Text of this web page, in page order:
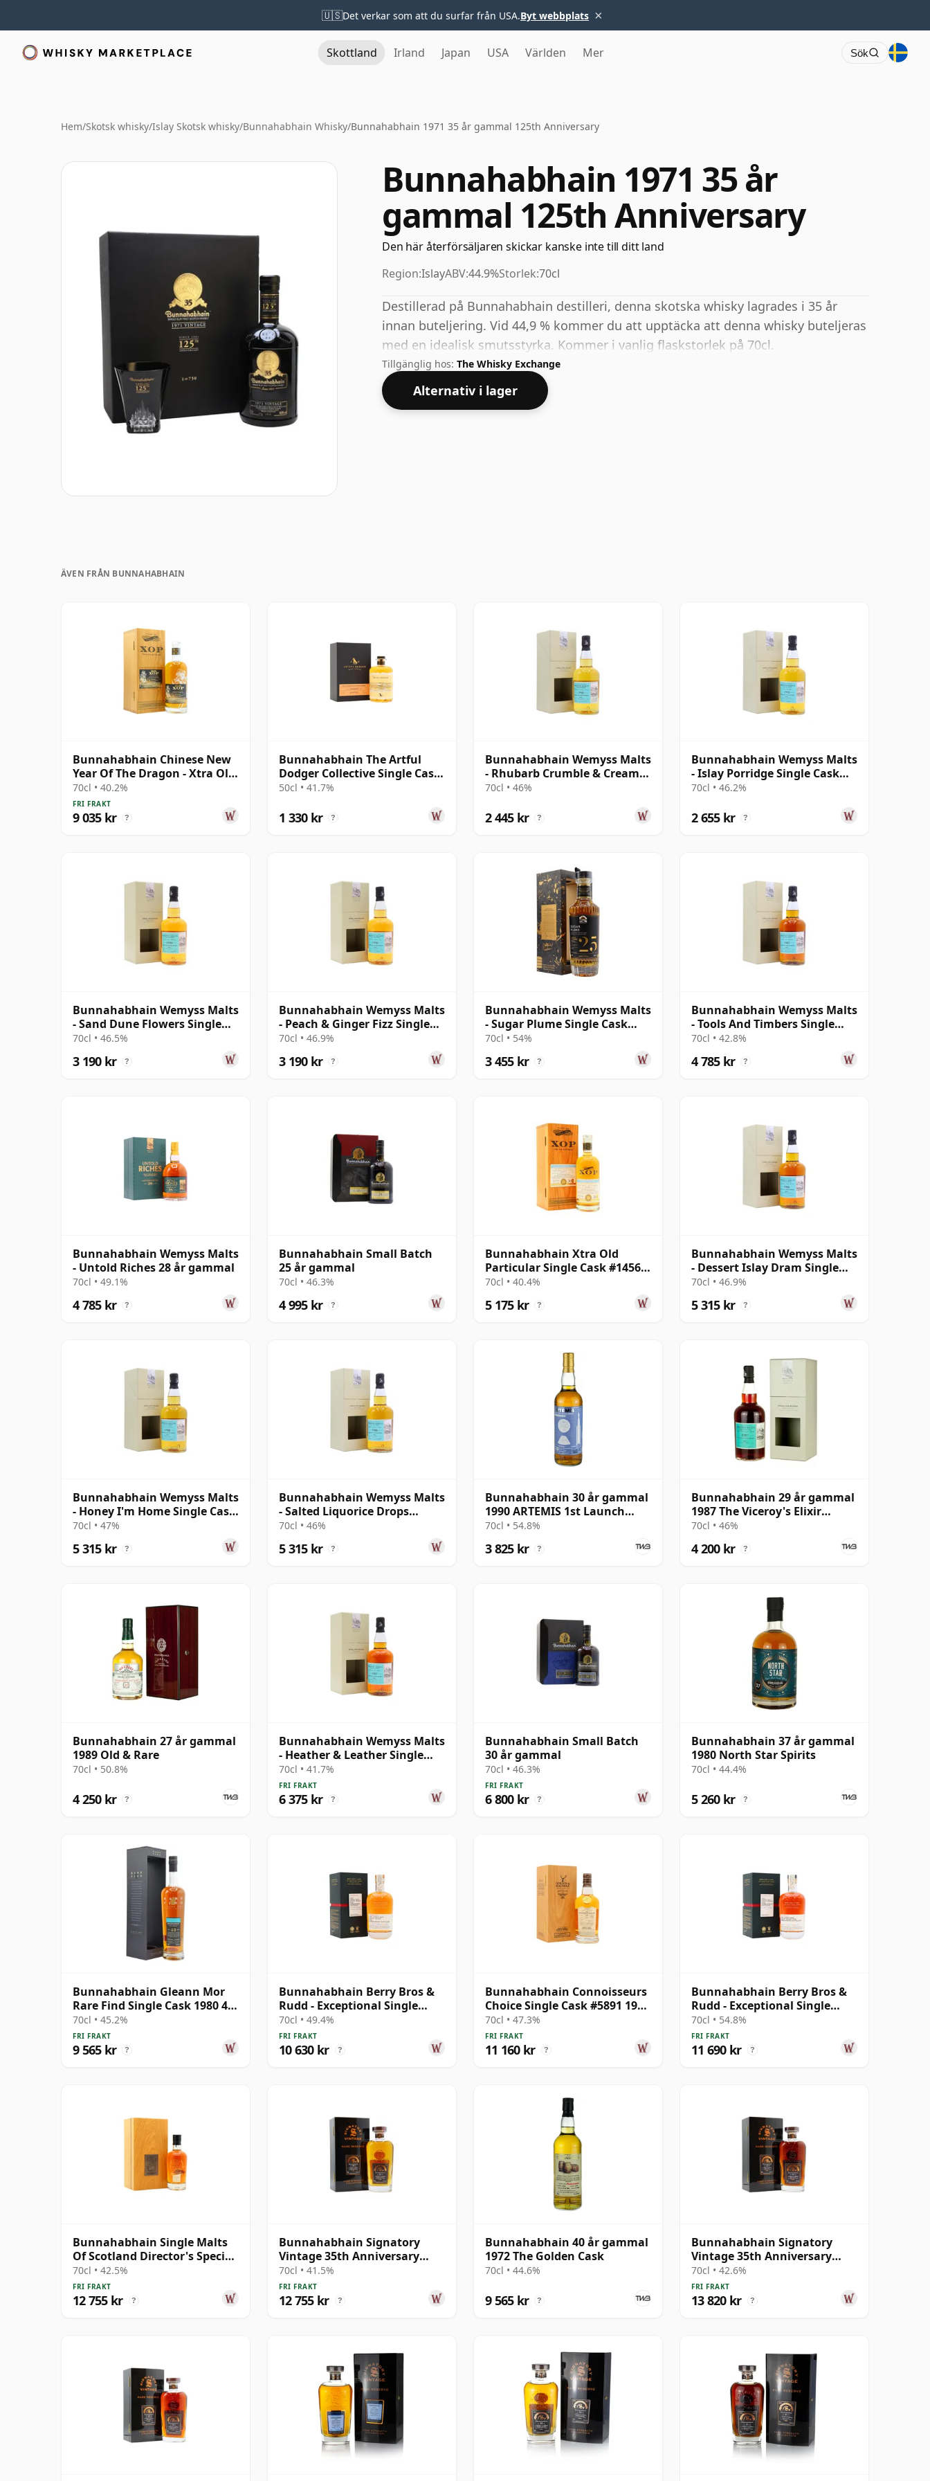
🇺🇸Det verkar som att du surfar från USA.Byt webbplats ×
Skottland Irland Japan USA Världen Mer Sök
Hem/Skotsk whisky/Islay Skotsk whisky/Bunnahabhain Whisky/Bunnahabhain 1971 35 år gammal 125th Anniversary
Bunnahabhain 1971 35 år
gammal 125th Anniversary
Den här återförsäljaren skickar kanske inte till ditt land
Region:IslayABV:44.9%Storlek:70cl
Destillerad på Bunnahabhain destilleri, denna skotska whisky lagrades i 35 år
innan buteljering. Vid 44,9 % kommer du att upptäcka att denna whisky buteljeras
med en idealisk smutsstyrka. Kommer i vanlig flaskstorlek på 70cl.
Tillgänglig hos: The Whisky Exchange
Alternativ i lager
ÄVEN FRÅN BUNNAHABHAIN
Bunnahabhain Chinese New
Year Of The Dragon - Xtra Old
Particul 1988 35 år gammal
70cl • 40.2%
FRI FRAKT
9 035 kr ?
Bunnahabhain The Artful
Dodger Collective Single Cask
#3445 1995 25 år gammal
50cl • 41.7%
1 330 kr ?
Bunnahabhain Wemyss Malts
- Rhubarb Crumble & Cream
Single Cask 1990 28 år
70cl • 46%
2 445 kr ?
Bunnahabhain Wemyss Malts
- Islay Porridge Single Cask
1990 28 år gammal
70cl • 46.2%
2 655 kr ?
Bunnahabhain Wemyss Malts
- Sand Dune Flowers Single
Cask 1990 28 år gammal
70cl • 46.5%
3 190 kr ?
Bunnahabhain Wemyss Malts
- Peach & Ginger Fizz Single
Cask 1990 28 år gammal
70cl • 46.9%
3 190 kr ?
Bunnahabhain Wemyss Malts
- Sugar Plume Single Cask
1997 25 år gammal
70cl • 54%
3 455 kr ?
Bunnahabhain Wemyss Malts
- Tools And Timbers Single
Cask 1987 31 år gammal
70cl • 42.8%
4 785 kr ?
Bunnahabhain Wemyss Malts
- Untold Riches 28 år gammal
70cl • 49.1%
4 785 kr ?
Bunnahabhain Small Batch
25 år gammal
70cl • 46.3%
4 995 kr ?
Bunnahabhain Xtra Old
Particular Single Cask #14565
1990 30 år gammal
70cl • 40.4%
5 175 kr ?
Bunnahabhain Wemyss Malts
- Dessert Islay Dram Single
Cask 1988 30 år gammal
70cl • 46.9%
5 315 kr ?
Bunnahabhain Wemyss Malts
- Honey I'm Home Single Cask
1988 30 år gammal
70cl • 47%
5 315 kr ?
Bunnahabhain Wemyss Malts
- Salted Liquorice Drops
Single Cask 1988 30 år
70cl • 46%
5 315 kr ?
Bunnahabhain 30 år gammal
1990 ARTEMIS 1st Launch
Edition
70cl • 54.8%
3 825 kr ?
Bunnahabhain 29 år gammal
1987 The Viceroy's Elixir
Wemyss
70cl • 46%
4 200 kr ?
Bunnahabhain 27 år gammal
1989 Old & Rare
70cl • 50.8%
4 250 kr ?
Bunnahabhain Wemyss Malts
- Heather & Leather Single
Cask 1987 31 år gammal
70cl • 41.7%
FRI FRAKT
6 375 kr ?
Bunnahabhain Small Batch
30 år gammal
70cl • 46.3%
FRI FRAKT
6 800 kr ?
Bunnahabhain 37 år gammal
1980 North Star Spirits
70cl • 44.4%
5 260 kr ?
Bunnahabhain Gleann Mor
Rare Find Single Cask 1980 40
år gammal
70cl • 45.2%
FRI FRAKT
9 565 kr ?
Bunnahabhain Berry Bros &
Rudd - Exceptional Single
Cask #2483 1987 28 år
gammal
70cl • 49.4%
FRI FRAKT
10 630 kr ?
Bunnahabhain Connoisseurs
Choice Single Cask #5891 1989
34 år gammal
70cl • 47.3%
FRI FRAKT
11 160 kr ?
Bunnahabhain Berry Bros &
Rudd - Exceptional Single
Cask #2463 1987 31 år
gammal
70cl • 54.8%
FRI FRAKT
11 690 kr ?
Bunnahabhain Single Malts
Of Scotland Director's Special
Scotch 31 år gammal
70cl • 42.5%
FRI FRAKT
12 755 kr ?
Bunnahabhain Signatory
Vintage 35th Anniversary
Single Cask #76 1978 44 år
gammal
70cl • 41.5%
FRI FRAKT
12 755 kr ?
Bunnahabhain 40 år gammal
1972 The Golden Cask
70cl • 44.6%
9 565 kr ?
Bunnahabhain Signatory
Vintage 35th Anniversary
Single Cask #25 1978 45 år
gammal
70cl • 42.6%
FRI FRAKT
13 820 kr ?